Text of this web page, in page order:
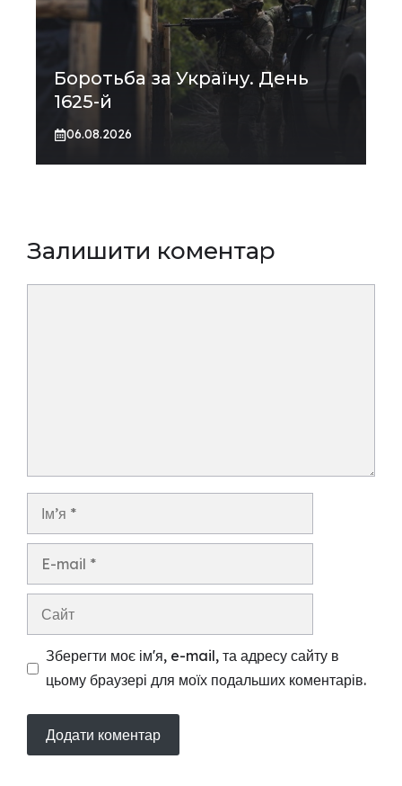
Боротьба за Україну. День
1625-й
06.08.2026
Залишити коментар
Ім’я
Сайт
Зберегти моє ім'я, e-mail, та адресу сайту в
цьому браузері для моїх подальших коментарів.